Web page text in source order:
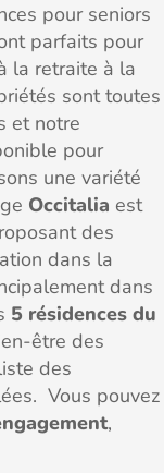
pour seniors
parfaits pour
la retraite à la
sont toutes
et notre
pour
une variété
Occitalia est
des
dans la
dans
5 résidences du
être des
des
Vous pouvez
,